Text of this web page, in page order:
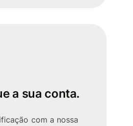
a sua conta.
com a nossa